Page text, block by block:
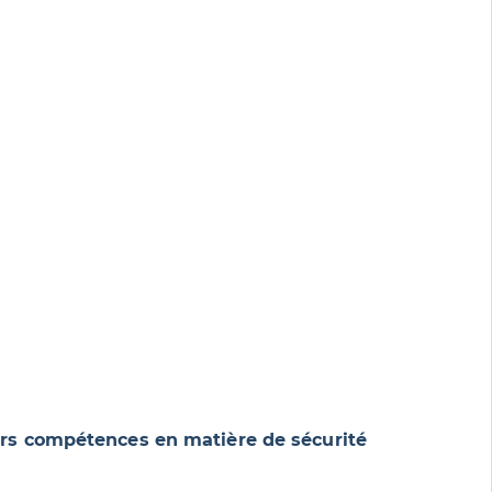
compétences en matière de sécurité